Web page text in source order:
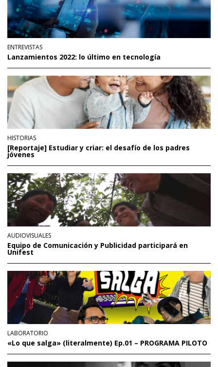
ENTREVISTAS
Lanzamientos 2022: lo último en tecnología
HISTORIAS
[Reportaje] Estudiar y criar: el desafío de los padres
jóvenes
AUDIOVISUALES
Equipo de Comunicación y Publicidad participará en
Unifest
LABORATORIO
«Lo que salga» (literalmente) Ep.01 – PROGRAMA PILOTO